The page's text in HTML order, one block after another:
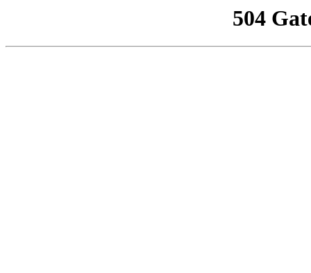
504